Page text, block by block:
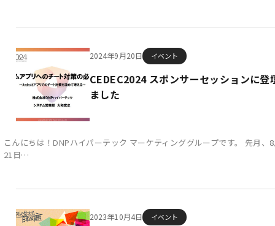
CEDEC2024 スポンサーセッションに登
ました
こんにちは！DNPハイパーテック マーケティンググループです。 先月、
21日…
2024年9月20日 イベント
2023年10月4日 イベント